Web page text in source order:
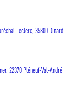
Leclerc, 35800 Dinard
22370 Pléneuf-Val-André